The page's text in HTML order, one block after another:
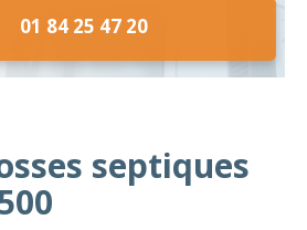
01 84 25 47 20
septiques